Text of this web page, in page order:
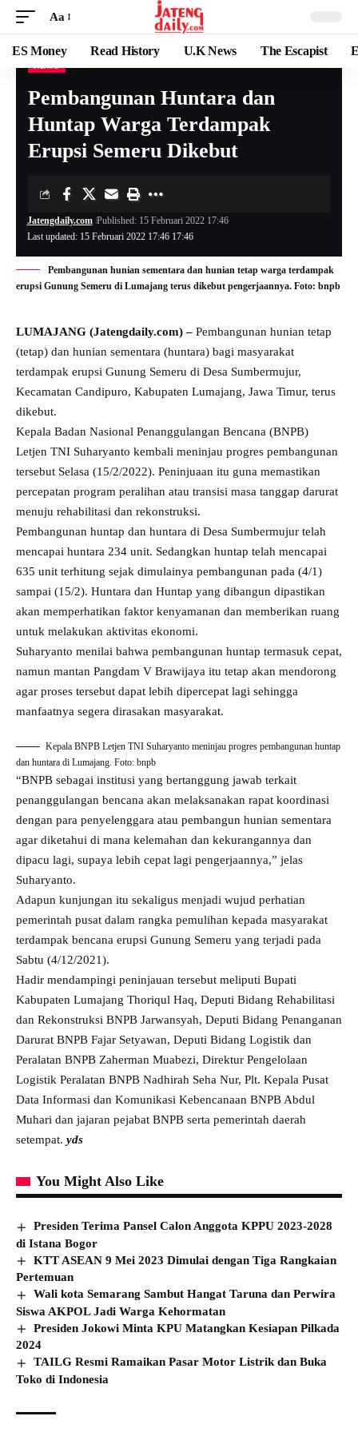
Aa
ES Money Read History U.K News The Escapist
Pembangunan Huntara dan
Huntap Warga Terdampak
Erupsi Semeru Dikebut
Last updated: 15 Februari 2022 17:46 17:46
Jatengdaily.com Published: 15 Februari 2022 17:46
Pembangunan hunian sementara dan hunian tetap warga terdampak
erupsi Gunung Semeru di Lumajang terus dikebut pengerjaannya. Foto: bnpb
LUMAJANG (Jatengdaily.com) – Pembangunan hunian tetap
(tetap) dan hunian sementara (huntara) bagi masyarakat
terdampak erupsi Gunung Semeru di Desa Sumbermujur,
Kecamatan Candipuro, Kabupaten Lumajang, Jawa Timur, terus
dikebut.
Kepala Badan Nasional Penanggulangan Bencana (BNPB)
Letjen TNI Suharyanto kembali meninjau progres pembangunan
tersebut Selasa (15/2/2022). Peninjuaan itu guna memastikan
percepatan program peralihan atau transisi masa tanggap darurat
menuju rehabilitasi dan rekonstruksi.
Pembangunan huntap dan huntara di Desa Sumbermujur telah
mencapai huntara 234 unit. Sedangkan huntap telah mencapai
635 unit terhitung sejak dimulainya pembangunan pada (4/1)
sampai (15/2). Huntara dan Huntap yang dibangun dipastikan
akan memperhatikan faktor kenyamanan dan memberikan ruang
untuk melakukan aktivitas ekonomi.
Suharyanto menilai bahwa pembangunan huntap termasuk cepat,
namun mantan Pangdam V Brawijaya itu tetap akan mendorong
agar proses tersebut dapat lebih dipercepat lagi sehingga
manfaatnya segera dirasakan masyarakat.
Kepala BNPB Letjen TNI Suharyanto meninjau progres pembangunan huntap
dan huntara di Lumajang. Foto: bnpb
“BNPB sebagai institusi yang bertanggung jawab terkait
penanggulangan bencana akan melaksanakan rapat koordinasi
dengan para penyelenggara atau pembangun hunian sementara
agar diketahui di mana kelemahan dan kekurangannya dan
dipacu lagi, supaya lebih cepat lagi pengerjaannya,” jelas
Suharyanto.
Adapun kunjungan itu sekaligus menjadi wujud perhatian
pemerintah pusat dalam rangka pemulihan kepada masyarakat
terdampak bencana erupsi Gunung Semeru yang terjadi pada
Sabtu (4/12/2021).
Hadir mendampingi peninjauan tersebut meliputi Bupati
Kabupaten Lumajang Thoriqul Haq, Deputi Bidang Rehabilitasi
dan Rekonstruksi BNPB Jarwansyah, Deputi Bidang Penanganan
Darurat BNPB Fajar Setyawan, Deputi Bidang Logistik dan
Peralatan BNPB Zaherman Muabezi, Direktur Pengelolaan
Logistik Peralatan BNPB Nadhirah Seha Nur, Plt. Kepala Pusat
Data Informasi dan Komunikasi Kebencanaan BNPB Abdul
Muhari dan jajaran pejabat BNPB serta pemerintah daerah
setempat. yds
You Might Also Like
Presiden Terima Pansel Calon Anggota KPPU 2023-2028
di Istana Bogor
KTT ASEAN 9 Mei 2023 Dimulai dengan Tiga Rangkaian
Pertemuan
Wali kota Semarang Sambut Hangat Taruna dan Perwira
Siswa AKPOL Jadi Warga Kehormatan
Presiden Jokowi Minta KPU Matangkan Kesiapan Pilkada
2024
TAILG Resmi Ramaikan Pasar Motor Listrik dan Buka
Toko di Indonesia